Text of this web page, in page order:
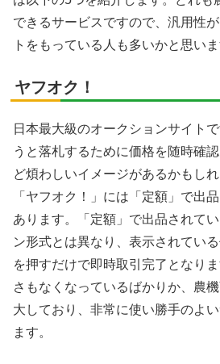
できるサービスですので、汎用性
トをもっている人も多いかと思いま
ヤフオク！
日本最大級のオークションサイト
うと落札するために価格を随時確
ど煩わしいイメージがあるかもし
「ヤフオク！」には「定額」で出
あります。「定額」で出品されて
ン形式とは異なり、表示されてい
を押すだけで即時取引完了となり
さもなくなっているばかりか、農
大しており、非常に使い勝手のよ
ます。